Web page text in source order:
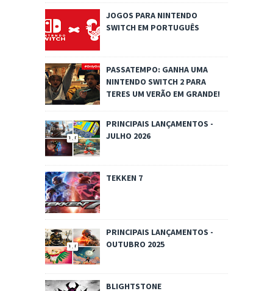
JOGOS PARA NINTENDO
SWITCH EM PORTUGUÊS
PASSATEMPO: GANHA UMA
NINTENDO SWITCH 2 PARA
TERES UM VERÃO EM GRANDE!
PRINCIPAIS LANÇAMENTOS -
JULHO 2026
TEKKEN 7
PRINCIPAIS LANÇAMENTOS -
OUTUBRO 2025
BLIGHTSTONE